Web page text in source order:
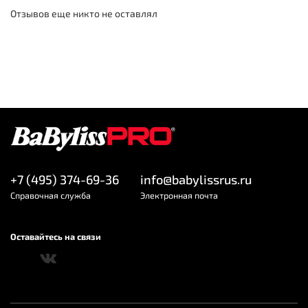
Отзывов еще никто не оставлял
+7 (495) 374-69-36
Cправочная служба
info@babylissrus.ru
Электронная почта
Оставайтесь на связи